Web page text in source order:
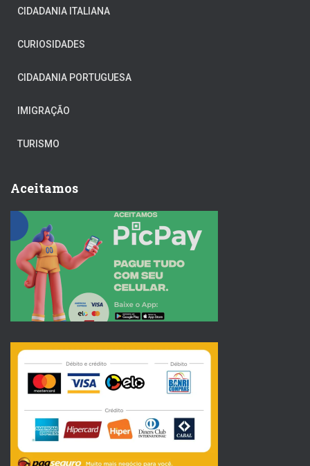
CIDADANIA ITALIANA
CURIOSIDADES
CIDADANIA PORTUGUESA
IMIGRAÇÃO
TURISMO
Aceitamos